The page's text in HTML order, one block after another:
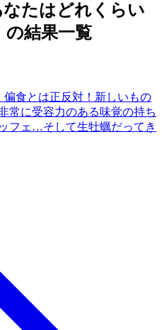
なたはどれくらい
の結果一覧
食とは正反対！新しいもの
常に受容力のある味覚の持ち
フェ…そして生牡蠣だってき